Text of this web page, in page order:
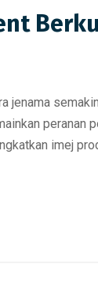
jenama
imej